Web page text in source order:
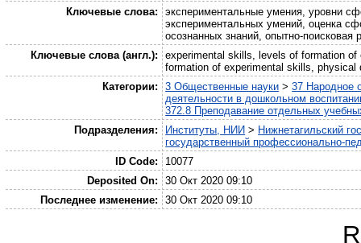
Ключевые слова:
экспериментальные умения, уровни
экспериментальных умений, оценка
осознанных знаний, опытно-поисковая
Ключевые слова (англ.):
experimental skills, levels of formation
formation of experimental skills,
Категории:
3 Общественные науки >37 Народное
деятельности в дошкольном
372.8 Преподавание отдельных
Подразделения:
Институты, НИИ > Нижнетагильский
государственный профессионально-
ID Code:
10077
Deposited On:
30 Окт 2020 09:10
Последнее изменение:
30 Окт 2020 09:10